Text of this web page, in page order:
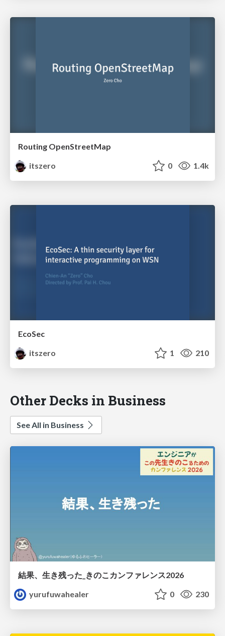
Routing OpenStreetMap
itszero
0 1.4k
EcoSec
itszero
1 210
Other Decks in Business
See All in Business
結果、生き残った_きのこカンファレンス2026
yurufuwahealer
0 230